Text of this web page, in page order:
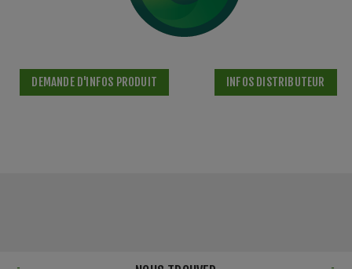
DEMANDE D'INFOS PRODUIT INFOS DISTRIBUTEUR